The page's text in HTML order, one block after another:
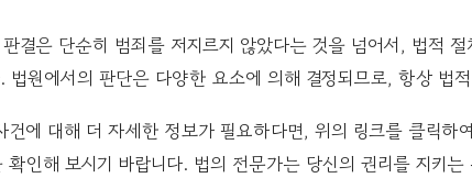
결은 단순히 범죄를 저지르지 않았다는 것을 넘어서, 법적
법원에서의 판단은 다양한 요소에 의해 결정되므로, 항상 법
건에 대해 더 자세한 정보가 필요하다면, 위의 링크를 클릭하여
확인해 보시기 바랍니다. 법의 전문가는 당신의 권리를 지키